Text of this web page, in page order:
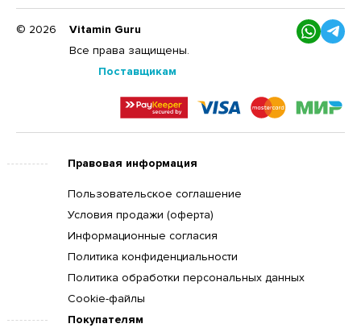
© 2026
Vitamin Guru
Все права защищены.
Поставщикам
Правовая информация
Пользовательское соглашение
Условия продажи (оферта)
Информационные согласия
Политика конфиденциальности
Политика обработки персональных данных
Cookie-файлы
Покупателям